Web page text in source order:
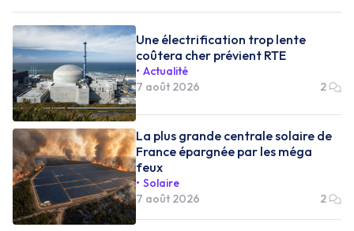
Une électrification trop lente
coûtera cher prévient RTE
Actualité
7 août 2026
2
La plus grande centrale solaire de
France épargnée par les méga
feux
Solaire
7 août 2026
2